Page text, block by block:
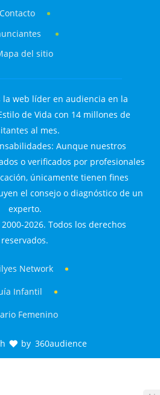
Contacto
del sitio
web líder en audiencia en la
de Vida con 14 millones de
al mes.
Aunque nuestros
o verificados por profesionales
únicamente tienen fines
el consejo o diagnóstico de un
experto.
2026. Todos los derechos
reservados.
Network
Infantil
Femenino
by 360audience